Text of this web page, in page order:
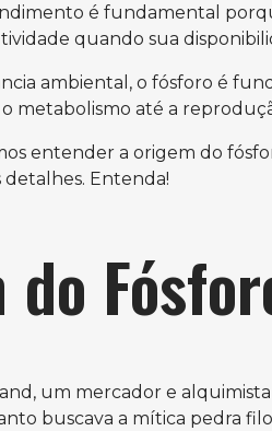
é fundamental
quando sua
ambiental, o fósforo é
metabolismo até a
entender a origem do
Entenda!
um mercador e
buscava a mítica pedra